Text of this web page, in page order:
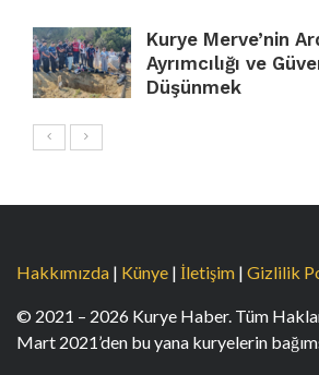
Kurye Merve’nin
Ayrımcılığı ve
Düşünmek
Hakkımızda | Künye | İletişim | Gizlilik
© 2021 – 2026 Kurye Haber. Tüm
Mart 2021’den bu yana kuryelerin